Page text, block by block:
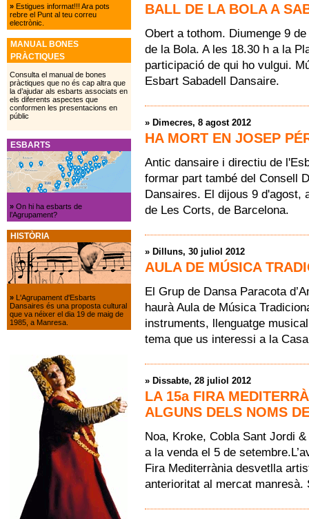
BALL DE LA BOLA A
Obert a tothom. Diumenge 9
de la Bola. A les 18.30 h a la
participació de qui ho vulgui.
Esbart Sabadell Dansaire.
» Dimecres, 8 agost 2012
HA MORT EN JOSEP
Antic dansaire i directiu de
formar part també del Consell
Dansaires. El dijous 9 d'agost,
de Les Corts, de Barcelona.
» Dilluns, 30 juliol 2012
AULA DE MÚSICA
El Grup de Dansa Paracota
haurà Aula de Música
instruments, llenguatge
tema que us interessi a la
» Dissabte, 28 juliol 2012
LA 15a FIRA
ALGUNS DELS NOMS
Noa, Kroke, Cobla Sant Jordi
a la venda el 5 de
Fira Mediterrània desvetlla
anterioritat al mercat manresà.
»Estigues informat!!! Ara pots
rebre el Punt al teu correu
electrònic.
MANUAL BONES
PRÀCTIQUES
Consulta el manual de bones
pràctiques que no és cap altra que
la d’ajudar als esbarts associats en
els diferents aspectes que
conformen les presentacions en
públic
ESBARTS
»On hi ha esbarts de
l’Agrupament?
HISTÒRIA
» L'Agrupament d'Esbarts
Dansaires és una proposta cultural
que va néixer el dia 19 de maig de
1985, a Manresa.